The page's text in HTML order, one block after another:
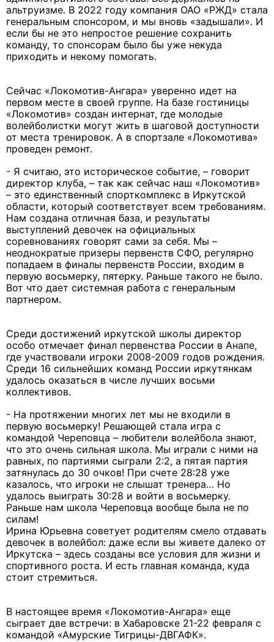
альтруизме. В 2022 году компания ОАО «РЖД» стала
генеральным спонсором, и мы вновь «задышали». И
если бы не это непростое решение сохранить
команду, то спонсорам было бы уже некуда
приходить и некому помогать.
Сейчас «Локомотив-Ангара» уверенно идет на
первом месте в своей группе. На базе гостиницы
«Локомотив» создан интернат, где молодые
волейболистки могут жить в шаговой доступности
от места тренировок. А в спортзале «Локомотива»
проведен ремонт.
- Я считаю, это историческое событие, – говорит
директор клуба, – так как сейчас наш «Локомотив»
– это единственный спорткомплекс в Иркутской
области, который соответствует всем требованиям.
Нам создана отличная база, и результаты
выступлений девочек на официальных
соревнованиях говорят сами за себя. Мы –
неоднократые призеры первенств СФО, регулярно
попадаем в финалы первенств России, входим в
первую восьмерку, пятерку. Раньше такого не было.
Вот что дает системная работа с генеральным
партнером.
Среди достижений иркутской школы директор
особо отмечает финал первенства России в Анапе,
где участвовали игроки 2008-2009 годов рождения.
Среди 16 сильнейших команд России иркутянкам
удалось оказаться в числе лучших восьми
коллективов.
- На протяжении многих лет мы не входили в
первую восьмерку! Решающей стала игра с
командой Череповца – любители волейбола знают,
что это очень сильная школа. Мы играли с ними на
равных, по партиями сыграли 2:2, а пятая партия
затянулась до 30 очков! При счете 28:28 уже
казалось, что игроки не слышат тренера… Но
удалось выиграть 30:28 и войти в восьмерку.
Раньше нам школа Череповца вообще была не по
силам!
Ирина Юрьевна советует родителям смело отдавать
девочек в волейбол: даже если вы живете далеко от
Иркутска – здесь созданы все условия для жизни и
спортивного роста. И есть главная команда, куда
стоит стремиться.
В настоящее время «Локомотив-Ангара» еще
сыграет две встречи: в Хабаровске 21-22 февраля с
командой «Амурские Тигрицы-ДВГАФК».